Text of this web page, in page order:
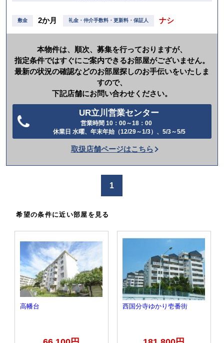
敷金 2か月 礼金・仲介手数料・更新料・保証人 ナシ
本物件は、順次、募集を行っておりますが、
指定条件ではすぐにご案内できるお部屋がございません。
最新の状況の確認などのお部屋探しのお手伝いをいたしま
すので、
下記店舗にお問い合わせください。
UR立川営業センター
営業時間 10：00～18：00
休業日 水曜、年末年始（12/29～1/3）、5/3～5/5
話
か
取扱店舗ページはこちら
1
希望の条件に近い部屋を見る
高幡台 西国分寺ゆかり壱番街